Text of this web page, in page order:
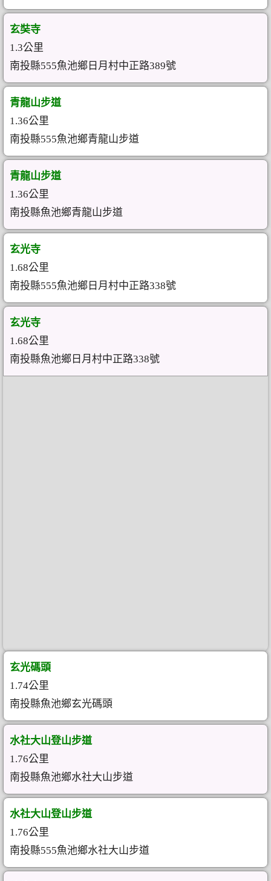
玄奘寺
1.3公里
南投縣555魚池鄉日月村中正路389號
青龍山步道
1.36公里
南投縣555魚池鄉青龍山步道
青龍山步道
1.36公里
南投縣魚池鄉青龍山步道
玄光寺
1.68公里
南投縣555魚池鄉日月村中正路338號
玄光寺
1.68公里
南投縣魚池鄉日月村中正路338號
玄光碼頭
1.74公里
南投縣魚池鄉玄光碼頭
水社大山登山步道
1.76公里
南投縣魚池鄉水社大山步道
水社大山登山步道
1.76公里
南投縣555魚池鄉水社大山步道